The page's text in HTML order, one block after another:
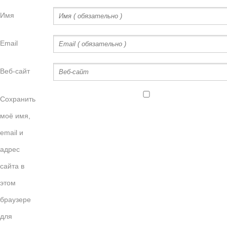
Имя
Email
Веб-сайт
Сохранить
моё имя,
email и
адрес
сайта в
этом
браузере
для